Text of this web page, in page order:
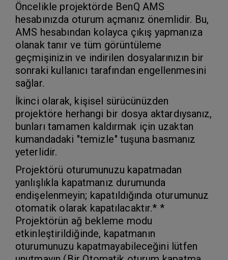
Öncelikle projektörde BenQ AMS
hesabınızda oturum açmanız önemlidir. Bu,
AMS hesabından kolayca çıkış yapmanıza
olanak tanır ve tüm görüntüleme
geçmişinizin ve indirilen dosyalarınızın bir
sonraki kullanıcı tarafından engellenmesini
sağlar.
İkinci olarak, kişisel sürücünüzden
projektöre herhangi bir dosya aktardıysanız,
bunları tamamen kaldırmak için uzaktan
kumandadaki "temizle" tuşuna basmanız
yeterlidir.
Projektörü oturumunuzu kapatmadan
yanlışlıkla kapatmanız durumunda
endişelenmeyin; kapatıldığında oturumunuz
otomatik olarak kapatılacaktır.* *
Projektörün ağ bekleme modu
etkinleştirildiğinde, kapatmanın
oturumunuzu kapatmayabileceğini lütfen